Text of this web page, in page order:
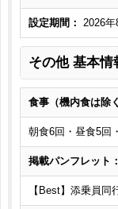
設定期間： 2026年
その他 基本情
食事（機内食は除
朝食6回・昼食5回
掲載パンフレット：
【Best】添乗員